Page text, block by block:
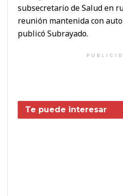
subsecretario de Salud en
reunión mantenida con
publicó Subrayado.
Te puede interesar